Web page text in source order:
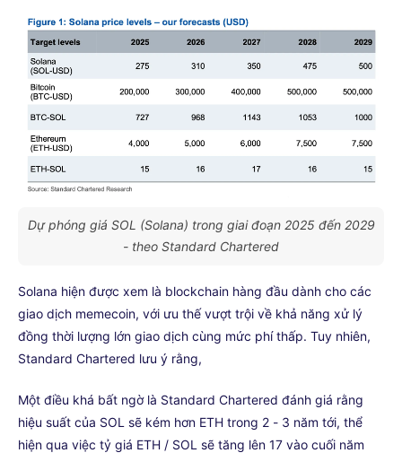
Dự phóng giá SOL (Solana) trong giai đoạn 2025 đến 2029
- theo Standard Chartered
Solana hiện được xem là blockchain hàng đầu dành cho các
giao dịch memecoin, với ưu thế vượt trội về khả năng xử lý
đồng thời lượng lớn giao dịch cùng mức phí thấp. Tuy nhiên,
Standard Chartered lưu ý rằng,
Một điều khá bất ngờ là Standard Chartered đánh giá rằng
hiệu suất của SOL sẽ kém hơn ETH trong 2 - 3 năm tới, thể
hiện qua việc tỷ giá ETH / SOL sẽ tăng lên 17 vào cuối năm